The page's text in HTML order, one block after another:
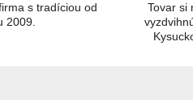
s tradíciou od
2009.
Tovar si